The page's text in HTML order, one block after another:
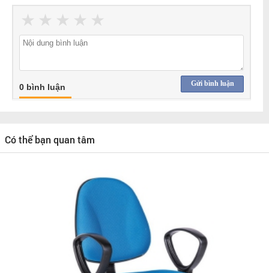
★
★
★
★
★
Gửi bình luận
0 bình luận
Có thể bạn quan tâm